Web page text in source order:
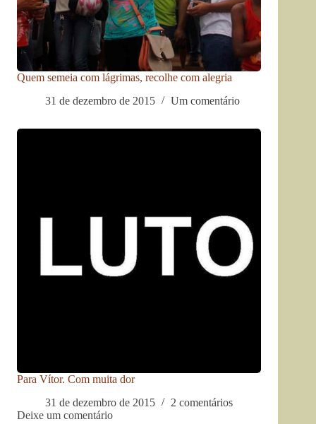
Quem semeia com lágrimas, recolhe com alegria
31 de dezembro de 2015
Um comentário
Para Vítor. Com muita dor
31 de dezembro de 2015
2 comentários
Deixe um comentário